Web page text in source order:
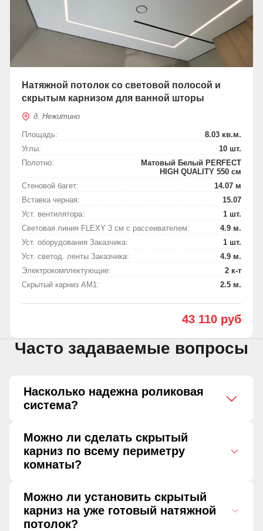
Натяжной потолок со световой полосой и
скрытым карнизом для ванной шторы
д. Нежитино
Площадь:
8.03 кв.м.
Углы:
10 шт.
Полотно:
Матовый Белый PERFECT
HIGH QUALITY 550 см
Стеновой багет:
14.07 м
Вставка черная:
15.07
Уст. вентилятора:
1 шт.
Световая линия FLEXY 3 см c рассеивателем:
4.9 м.
Уст. оборудования Заказчика:
1 шт.
Уст. светод. ленты Заказчика:
4.9 м.
Электрокомплектующие:
2 к-т
Скрытый карниз АМ1:
2.5 м.
43 110 руб
Часто задаваемые вопросы
Насколько надежна роликовая
система?
Можно ли сделать скрытый
карниз по всему периметру
комнаты?
Можно ли установить скрытый
карниз на уже готовый натяжной
потолок?